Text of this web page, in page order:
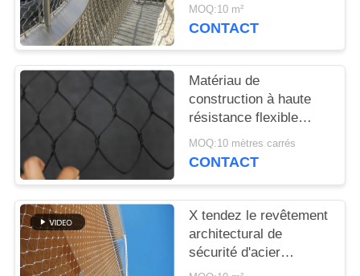
POLITIQUE
DE
CONFIDENTIALITÉ
inoxydable
MOQ:10 m²
CONTACT
Matériau de
construction à haute
résistance flexible
tissé par main de
grillage architectural
MOQ:10 mètres carrés
CONTACT
X tendez le revêtement
architectural de
sécurité d'acier
inoxydable de maille en